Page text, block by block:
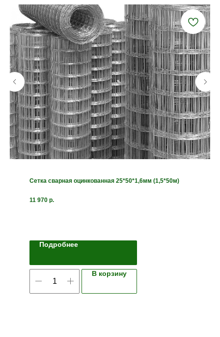
Сетка сварная оцинкованная 25*50*1,6мм (1,5*50м)
11 970 р.
Подробнее
В корзину